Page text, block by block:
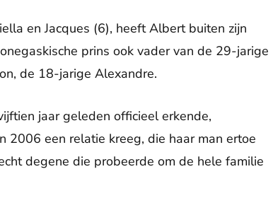
en Jacques (6), heeft Albert buiten zijn
prins ook vader van de 29-jarige
de 18-jarige Alexandre.
jaar geleden officieel erkende,
2006 een relatie kreeg, die haar man ertoe
degene die probeerde om de hele familie